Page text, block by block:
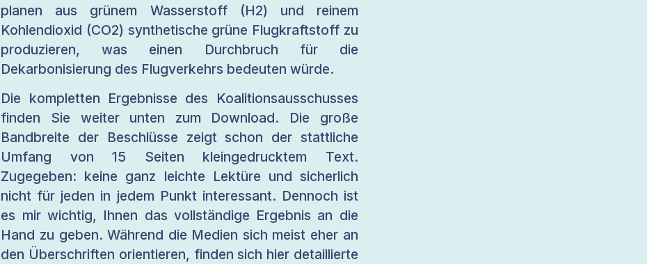
planen aus grünem Wasserstoff (H2) und reinem
Kohlendioxid (CO2) synthetische grüne Flugkraftstoff zu
produzieren, was einen Durchbruch für die
Dekarbonisierung des Flugverkehrs bedeuten würde.
Die kompletten Ergebnisse des Koalitionsausschusses
finden Sie weiter unten zum Download. Die große
Bandbreite der Beschlüsse zeigt schon der stattliche
Umfang von 15 Seiten kleingedrucktem Text.
Zugegeben: keine ganz leichte Lektüre und sicherlich
nicht für jeden in jedem Punkt interessant. Dennoch ist
es mir wichtig, Ihnen das vollständige Ergebnis an die
Hand zu geben. Während die Medien sich meist eher an
den Überschriften orientieren, finden sich hier detaillierte